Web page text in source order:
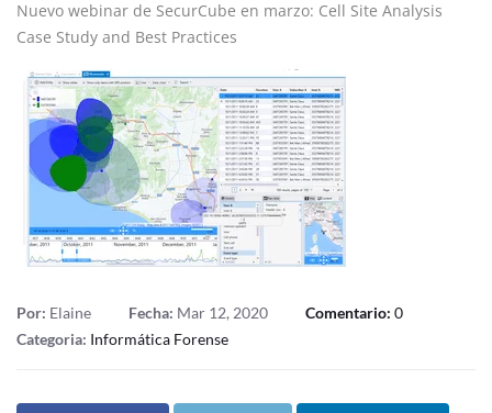
Nuevo webinar de SecurCube en marzo: Cell Site Analysis
Case Study and Best Practices
Por: Elaine Fecha: Mar 12, 2020 Comentario: 0
Categoria: Informática Forense